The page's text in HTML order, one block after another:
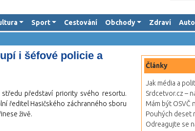
Sport Cestování Obchody Zdraví Auto
i šéfové policie a
představí priority svého resortu.
ředitel Hasičského záchranného sboru
živě.
Články
Jak média a
Srdcetvor.cz –
Mám být OSVČ
Pouhých deset
Odreagujte se